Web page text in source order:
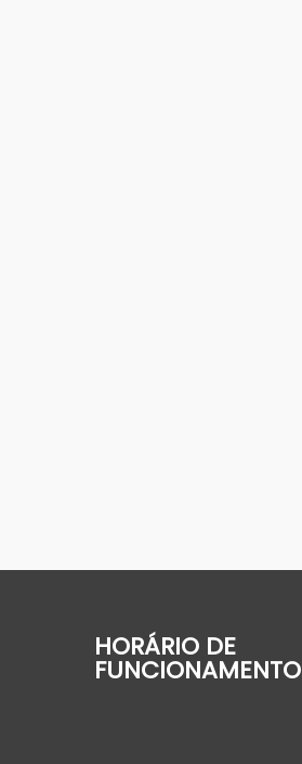
HORÁRIO DE
FUNCIONAMENTO